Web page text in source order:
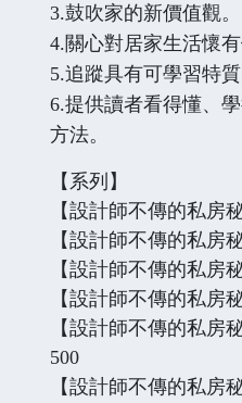
3.鼓吹家的新價值觀。
4.關心對居家生活懷
5.追蹤具有可學習特
6.提供讀者看得懂、
方法。
【系列】
【設計師不傳的私房
【設計師不傳的私房
【設計師不傳的私房
【設計師不傳的私房
【設計師不傳的私房
500
【設計師不傳的私房